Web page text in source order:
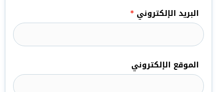
البريد الإلكتروني *
الموقع الإلكتروني